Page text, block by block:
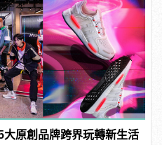
原創品牌跨界玩轉新生活